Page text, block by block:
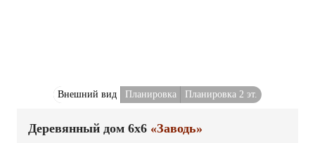
Внешний вид Планировка Планировка 2 эт.
Деревянный дом 6x6 «Заводь»